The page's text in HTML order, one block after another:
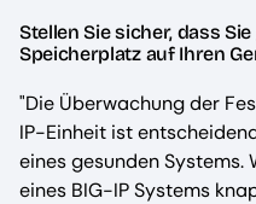
Stellen Sie sicher, dass
Speicherplatz auf Ihren
"Die Überwachung der
IP-Einheit ist
eines gesunden
eines BIG-IP Systems